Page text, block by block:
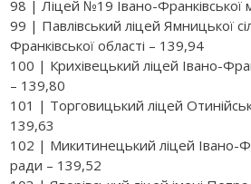
98 | Ліцей №19 Івано-Франківської
99 | Павлівський ліцей Ямницької
Франківської області – 139,94
100 | Крихівецький ліцей Івано-
– 139,80
101 | Торговицький ліцей
139,63
102 | Микитинецький ліцей Івано-
ради – 139,52